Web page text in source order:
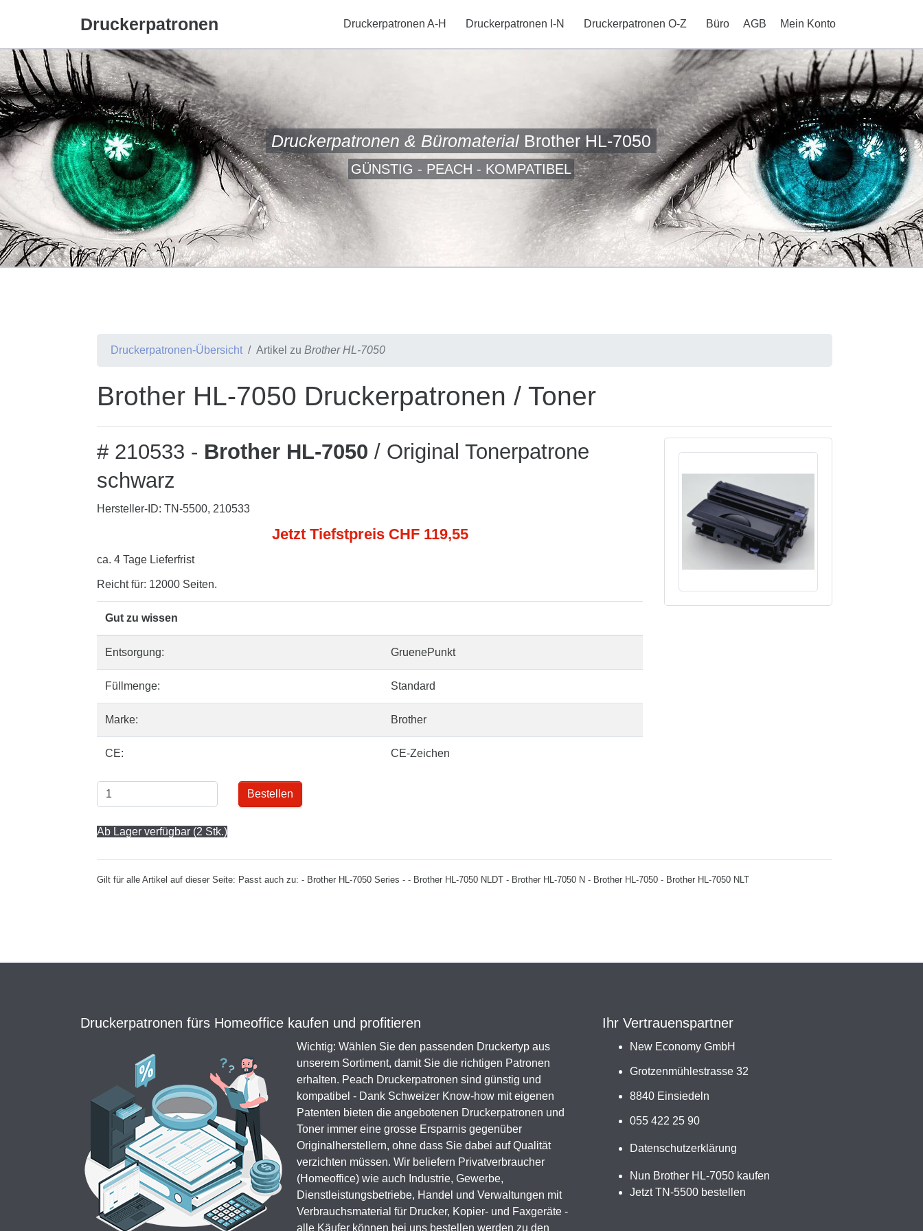
Druckerpatronen Druckerpatronen A-H Druckerpatronen I-N Druckerpatronen O-Z Büro AGB Mein Konto
Druckerpatronen & Büromaterial Brother HL-7050
GÜNSTIG - PEACH - KOMPATIBEL
Druckerpatronen-Übersicht Artikel zu Brother HL-7050
Brother HL-7050 Druckerpatronen / Toner
# 210533 - Brother HL-7050 / Original Tonerpatrone
schwarz
Hersteller-ID: TN-5500, 210533
Jetzt Tiefstpreis CHF 119,55
ca. 4 Tage Lieferfrist
Reicht für: 12000 Seiten.
Gut zu wissen
Entsorgung: GruenePunkt
Füllmenge: Standard
Marke: Brother
CE: CE-Zeichen
Bestellen
Ab Lager verfügbar (2 Stk.)
Gilt für alle Artikel auf dieser Seite: Passt auch zu: - Brother HL-7050 Series - - Brother HL-7050 NLDT - Brother HL-7050 N - Brother HL-7050 - Brother HL-7050 NLT
Druckerpatronen fürs Homeoffice kaufen und profitieren
Wichtig: Wählen Sie den passenden Druckertyp aus
unserem Sortiment, damit Sie die richtigen Patronen
erhalten. Peach Druckerpatronen sind günstig und
kompatibel - Dank Schweizer Know-how mit eigenen
Patenten bieten die angebotenen Druckerpatronen und
Toner immer eine grosse Ersparnis gegenüber
Originalherstellern, ohne dass Sie dabei auf Qualität
verzichten müssen. Wir beliefern Privatverbraucher
(Homeoffice) wie auch Industrie, Gewerbe,
Dienstleistungsbetriebe, Handel und Verwaltungen mit
Verbrauchsmaterial für Drucker, Kopier- und Faxgeräte -
alle Käufer können bei uns bestellen werden zu den
Ihr Vertrauenspartner
New Economy GmbH
Grotzenmühlestrasse 32
8840 Einsiedeln
055 422 25 90
Datenschutzerklärung
Nun Brother HL-7050 kaufen
Jetzt TN-5500 bestellen